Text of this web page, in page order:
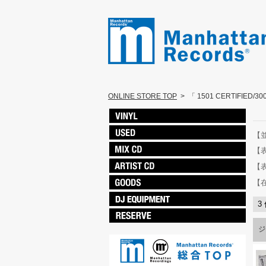
ONLINE STORE TOP > 「 1501 CERTIFIED/
【
【
【
【
3